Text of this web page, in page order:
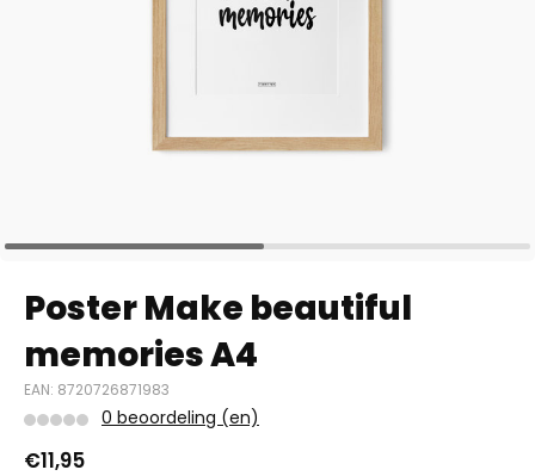
Poster Make beautiful
memories A4
EAN: 8720726871983
0 beoordeling (en)
€11,95